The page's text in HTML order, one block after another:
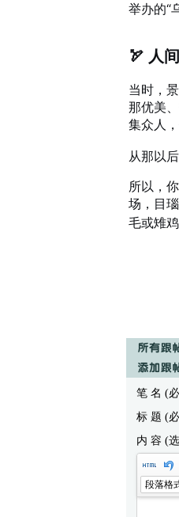
举办的“
🏹 人
当时，
那优美
集众人
从那以
所以，
场，目
毛或雉
笔 名 (
标 题 (
内 容 (
段落格